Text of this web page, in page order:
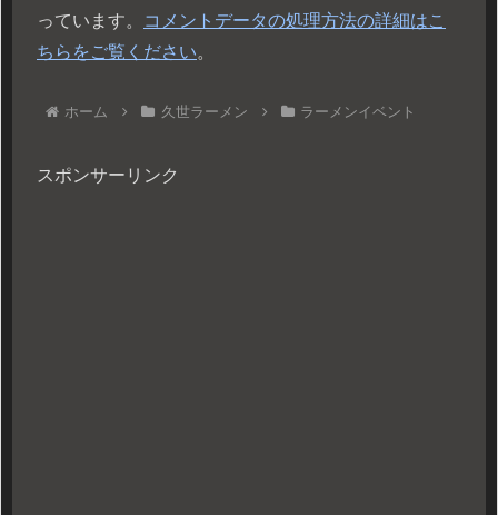
っています。
コメントデータの処理方法の詳細はこ
ちらをご覧ください。
ホーム 久世ラーメン ラーメンイベント
スポンサーリンク